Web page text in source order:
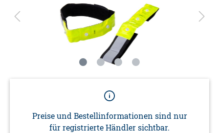
Preise und Bestellinformationen sind nur
für registrierte Händler sichtbar.